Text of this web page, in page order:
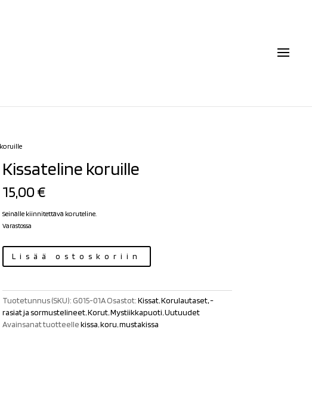
Kissateline koruille
15,00€
Seinälle kiinnitettävä koruteline.
Varastossa
koruille
Lisää ostoskoriin
Tuotetunnus (SKU): G015-01AOsastot:Kissat,Korulautaset, -
rasiat ja sormustelineet,Korut,Mystiikkapuoti,Uutuudet
Avainsanat tuotteellekissa,koru,mustakissa